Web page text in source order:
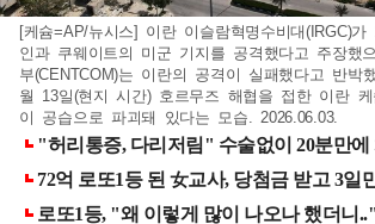
[케슘=AP/뉴시스] 이란 이슬람혁명수비대(IRGC)
인과 쿠웨이트의 미군 기지를 공격했다고 주장했
부(CENTCOM)는 이란의 공격이 실패했다고 반박
월 13일(현지 시간) 호르무즈 해협을 접한 이란
이 공습으로 파괴돼 있다는 모습. 2026.06.03.